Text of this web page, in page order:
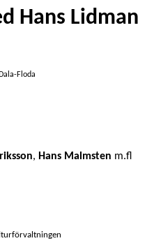
Hans Lidman
Floda
, Hans Malmsten m.fl